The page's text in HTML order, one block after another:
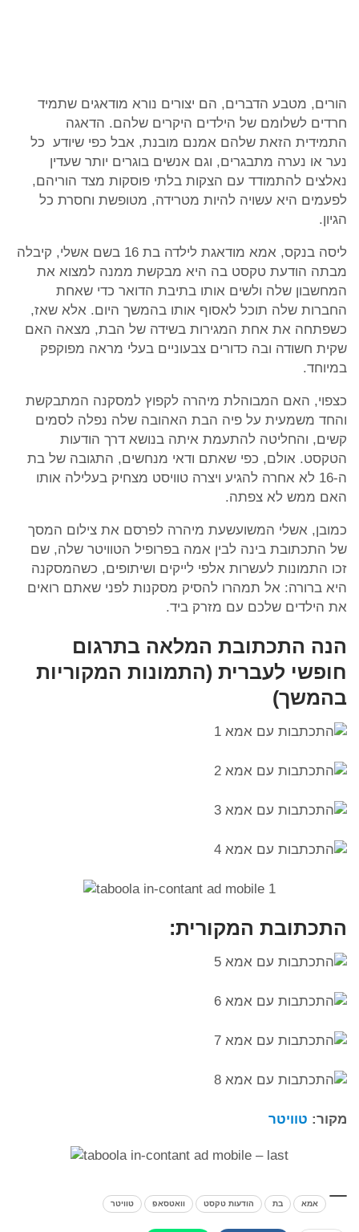
הורים, מטבע הדברים, הם יצורים נורא מודאגים שתמיד
חרדים לשלומם של הילדים היקרים שלהם. הדאגה
התמידית הזאת שלהם אמנם מובנת, אבל כפי שיודע כל
נער או נערה מתבגרים, וגם אנשים בוגרים יותר שעדין
נאלצים להתמודד עם הצקות בלתי פוסקות מצד הוריהם,
לפעמים היא עשויה להיות מטרידה, מטופשת וחסרת כל
הגיון.
ליסה בנקס, אמא מודאגת לילדה בת 16 בשם אשלי, קיבלה
מבתה הודעת טקסט בה היא מבקשת ממנה למצוא את
המחשבון שלה ולשים אותו בתיבת הדואר כדי שאחת
החברות שלה תוכל לאסוף אותו בהמשך היום. אלא שאז,
כשפתחה את אחת המגירות בשידה של הבת, מצאה האם
שקית חשודה ובה כדורים צבעוניים בעלי מראה מפוקפק
במיוחד.
כצפוי, האם המבוהלת מיהרה לקפוץ למסקנה המתבקשת
והחד משמעית על פיה הבת האהובה שלה נפלה לסמים
קשים, והחליטה להתעמת איתה בנושא דרך הודעות
הטקסט. אולם, כפי שאתם ודאי מנחשים, התגובה של בת
ה-16 לא אחרה להגיע ויצרה טוויסט מצחיק בעלילה אותו
האם ממש לא צפתה.
כמובן, אשלי המשועשעת מיהרה לפרסם את צילום המסך
של התכתובת בינה לבין אמה בפרופיל הטוויטר שלה, שם
זכו התמונות לעשרות אלפי לייקים ושיתופים, כשהמסקנה
היא ברורה: אל תמהרו להסיק מסקנות לפני שאתם רואים
את הילדים שלכם עם מזרק ביד.
הנה התכתובת המלאה בתרגום
חופשי לעברית (התמונות המקוריות
בהמשך)
התכתובת המקורית:
מקור: טוויטר
אמא בת הודעות טקסט וואטסאפ טוויטר